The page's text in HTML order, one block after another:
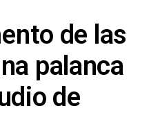
de las
palanca
de